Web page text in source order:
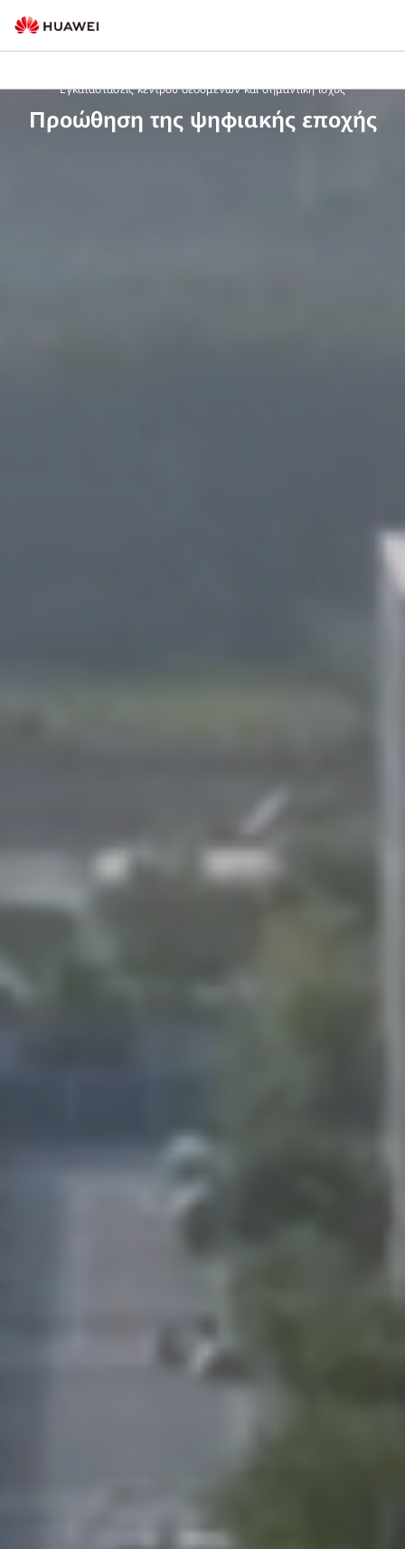
Εγκαταστάσεις κέντρου δεδομένων και σημαντική ισχύς
Προώθηση της ψηφιακής εποχής